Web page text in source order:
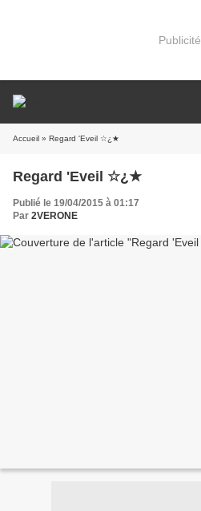
Publicité
Accueil » Regard 'Eveil ☆¿★
Regard 'Eveil ☆¿★
Publié le 19/04/2015 à 01:17
Par 2VERONE